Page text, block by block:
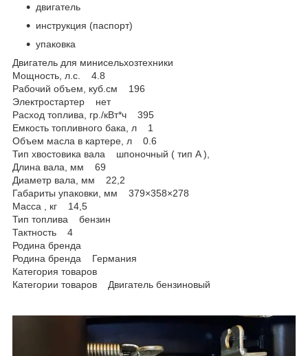
двигатель
инструкция (паспорт)
упаковка
Двигатель для минисельхозтехники
Мощность, л.с. 4.8
Рабочий объем, куб.см 196
Электростартер нет
Расход топлива, гр./кВт*ч 395
Емкость топливного бака, л 1
Объем масла в картере, л 0.6
Тип хвостовика вала шпоночный ( тип A ),
Длина вала, мм 69
Диаметр вала, мм 22,2
Габариты упаковки, мм 379×358×278
Масса , кг 14,5
Тип топлива бензин
Тактность 4
Родина бренда
Родина бренда Германия
Категория товаров
Категории товаров Двигатель бензиновый